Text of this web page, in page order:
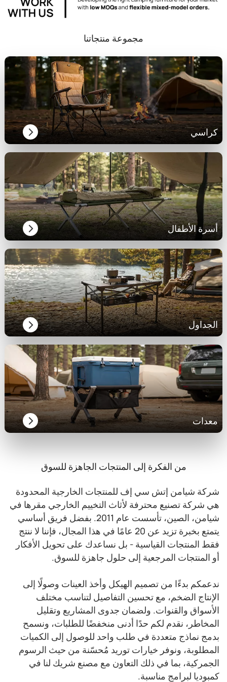
مجموعة منتجاتنا
كراسي
أسرة الأطفال
الجداول
معدات
من الفكرة إلى المنتجات الجاهزة للسوق
شركة شيامن إتش سي إف للمنتجات الخارجية المحدودة
هي شركة تصنيع محترفة لأثاث التخييم الخارجي مقرها في
شيامن، الصين، تأسست عام 2011. بفضل فريق أساسي
يتمتع بخبرة تزيد عن 20 عامًا في هذا المجال، فإننا لا ننتج
فقط المنتجات القياسية - بل نساعدك على تحويل الأفكار
أو المنتجات المرجعية إلى حلول جاهزة للسوق.
ندعمكم بدءًا من تصميم الهيكل وأخذ العينات وصولًا إلى
الإنتاج الضخم، مع تحسين التفاصيل لتناسب مختلف
الأسواق والقنوات. ولضمان جدوى المشاريع وتقليل
المخاطر، نقدم لكم حدًا أدنى منخفضًا للطلبات، ونسمح
بدمج نماذج متعددة في طلب واحد للوصول إلى الكميات
المطلوبة، ونوفر خيارات توريد مُحسّنة من حيث الرسوم
الجمركية، بما في ذلك التعاون مع مصنع شريك لنا في
كمبوديا لبرامج مناسبة.